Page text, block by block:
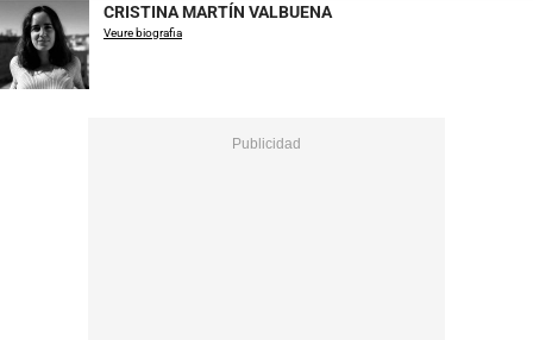
CRISTINA MARTÍN VALBUENA
Veure biografia